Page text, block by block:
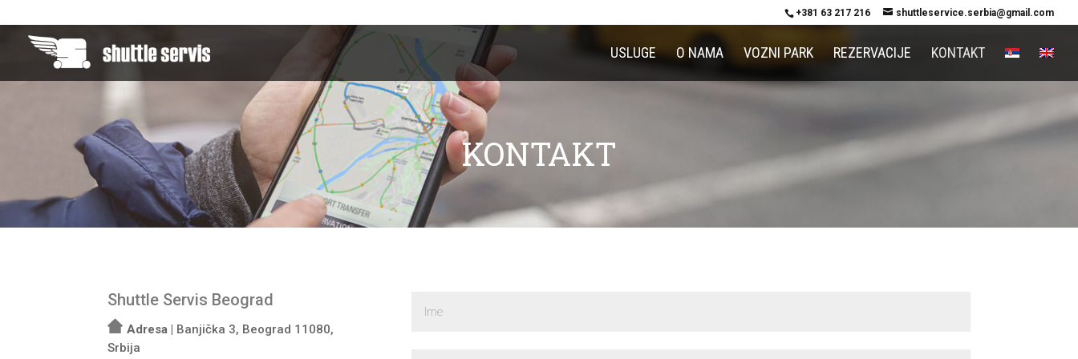
+381 63 217 216 shuttleservice.serbia@gmail.com
USLUGE O NAMA VOZNI PARK REZERVACIJE KONTAKT
KONTAKT
Shuttle Servis Beograd
Adresa | Banjička 3, Beograd 11080,
Srbija